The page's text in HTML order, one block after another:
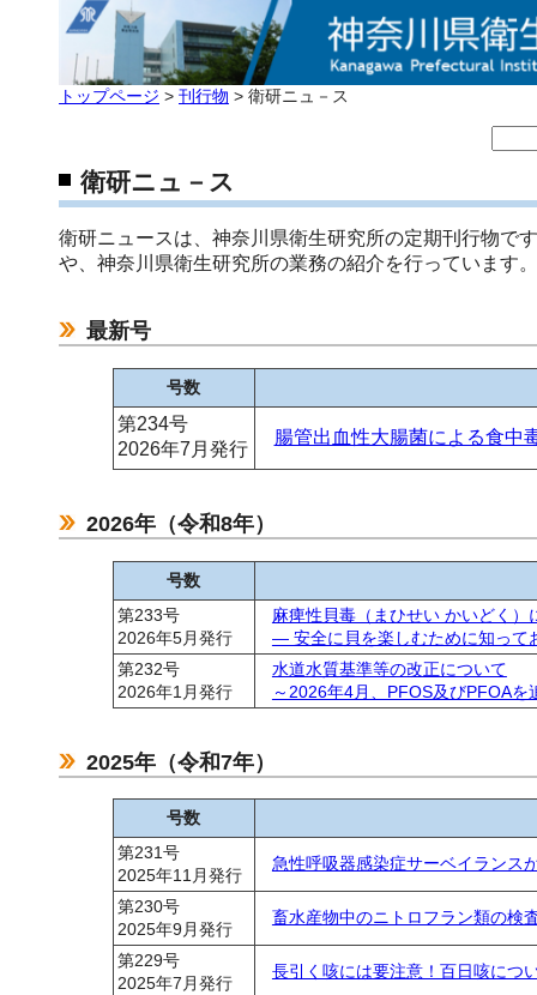
トップページ > 刊行物 > 衛研ニュ－ス
衛研ニュ－ス
衛研ニュースは、神奈川県衛生研究所の定期刊行物で
や、神奈川県衛生研究所の業務の紹介を行っています。
最新号
号数
第234号
2026年7月発行
腸管出血性大腸菌による食中
2026年（令和8年）
号数
第233号
2026年5月発行
麻痺性貝毒（まひせい かいどく）
― 安全に貝を楽しむために知って
第232号
2026年1月発行
水道水質基準等の改正について
～2026年4月、PFOS及びPFOA
2025年（令和7年）
号数
第231号
2025年11月発行
急性呼吸器感染症サーベイランス
第230号
2025年9月発行
畜水産物中のニトロフラン類の検
第229号
2025年7月発行
長引く咳には要注意！百日咳につ